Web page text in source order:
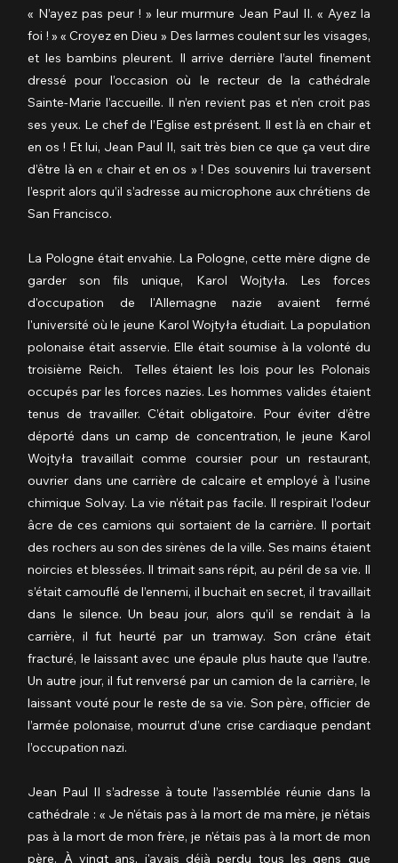
« N’ayez pas peur ! » leur murmure Jean Paul II. « Ayez la
foi ! » « Croyez en Dieu » Des larmes coulent sur les visages,
et les bambins pleurent. Il arrive derrière l’autel finement
dressé pour l’occasion où le recteur de la cathédrale
Sainte-Marie l’accueille. Il n’en revient pas et n’en croit pas
ses yeux. Le chef de l’Eglise est présent. Il est là en chair et
en os ! Et lui, Jean Paul II, sait très bien ce que ça veut dire
d’être là en « chair et en os » ! Des souvenirs lui traversent
l’esprit alors qu’il s’adresse au microphone aux chrétiens de
San Francisco.
La Pologne était envahie. La Pologne, cette mère digne de
garder son fils unique, Karol Wojtyła. Les forces
d'occupation de l'Allemagne nazie avaient fermé
l'université où le jeune Karol Wojtyła étudiait. La population
polonaise était asservie. Elle était soumise à la volonté du
troisième Reich.  Telles étaient les lois pour les Polonais
occupés par les forces nazies. Les hommes valides étaient
tenus de travailler. C’était obligatoire. Pour éviter d’être
déporté dans un camp de concentration, le jeune Karol
Wojtyła travaillait comme coursier pour un restaurant,
ouvrier dans une carrière de calcaire et employé à l’usine
chimique Solvay. La vie n’était pas facile. Il respirait l’odeur
âcre de ces camions qui sortaient de la carrière. Il portait
des rochers au son des sirènes de la ville. Ses mains étaient
noircies et blessées. Il trimait sans répit, au péril de sa vie. Il
s’était camouflé de l’ennemi, il buchait en secret, il travaillait
dans le silence. Un beau jour, alors qu’il se rendait à la
carrière, il fut heurté par un tramway. Son crâne était
fracturé, le laissant avec une épaule plus haute que l’autre.
Un autre jour, il fut renversé par un camion de la carrière, le
laissant vouté pour le reste de sa vie. Son père, officier de
l’armée polonaise, mourrut d’une crise cardiaque pendant
l’occupation nazi.
Jean Paul II s’adresse à toute l’assemblée réunie dans la
cathédrale : « Je n'étais pas à la mort de ma mère, je n'étais
pas à la mort de mon frère, je n'étais pas à la mort de mon
père. À vingt ans, j'avais déjà perdu tous les gens que